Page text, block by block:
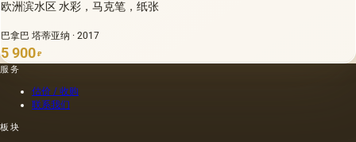
欧洲滨水区 水彩，马克笔，纸张
巴拿巴 塔蒂亚纳 · 2017
5 900 ₽
服务
估价 / 收购
联系我们
板块